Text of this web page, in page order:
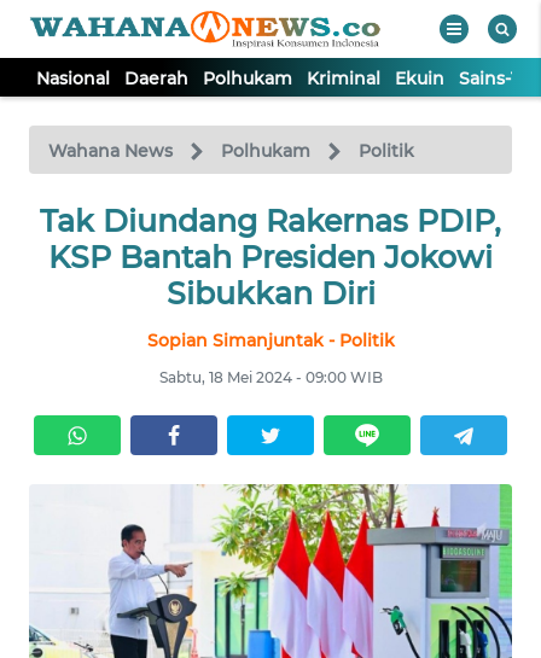
Nasional Daerah Polhukam Kriminal Ekuin Sains-
Wahana News Polhukam Politik
Tak Diundang Rakernas PDIP,
KSP Bantah Presiden Jokowi
Sibukkan Diri
Sopian Simanjuntak - Politik
Sabtu, 18 Mei 2024 - 09:00 WIB
TV
Tutup
NASIONAL
KRIMINAL
EKUIN
SAINS-TEKNO
KESEHATAN